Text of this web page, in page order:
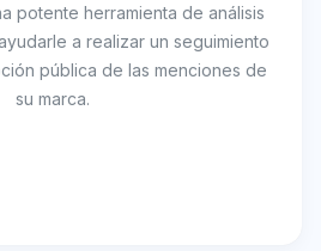
potente herramienta de análisis
a realizar un seguimiento
pública de las menciones de
su marca.